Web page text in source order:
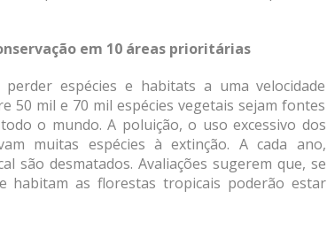
em 10 áreas prioritárias
espécies e habitats a uma velocidade
50 mil e 70 mil espécies vegetais sejam fontes
o mundo. A poluição, o uso excessivo dos
muitas espécies à extinção. A cada ano,
são desmatados. Avaliações sugerem que, se
habitam as florestas tropicais poderão estar